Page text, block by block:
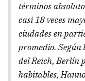
términos
casi 18 veces
ciudades en
promedio.
del Reich, Berlín
habitables,